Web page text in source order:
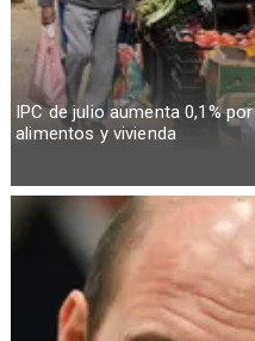
IPC de julio aumenta 0,1% por
alimentos y vivienda